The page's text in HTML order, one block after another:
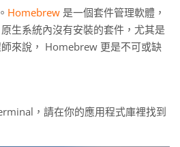
Homebrew 是一個套件管理軟體，
生系統內沒有安裝的套件，尤其是
來說， Homebrew 更是不可或缺
，請在你的應用程式庫裡找到